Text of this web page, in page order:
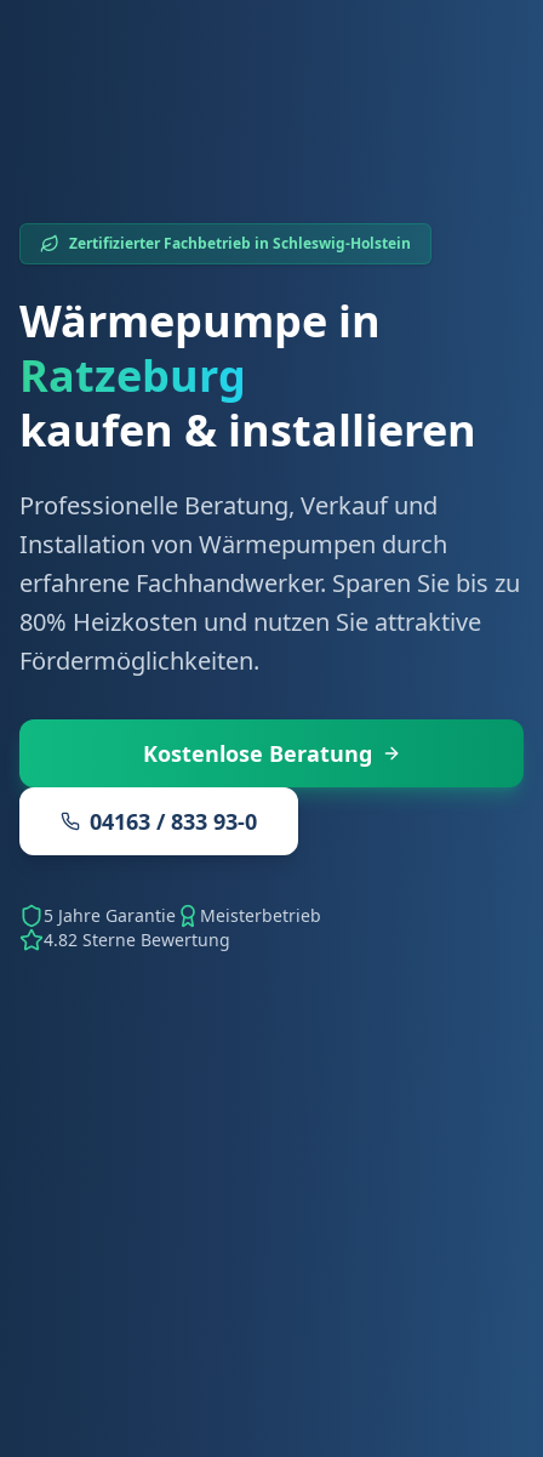
Zertifizierter Fachbetrieb in Schleswig-Holstein
Wärmepumpe in
Ratzeburg
kaufen & installieren
Professionelle Beratung, Verkauf und
Installation von Wärmepumpen durch
erfahrene Fachhandwerker. Sparen Sie bis zu
80% Heizkosten und nutzen Sie attraktive
Fördermöglichkeiten.
Kostenlose Beratung
04163 / 833 93-0
5 Jahre Garantie
Meisterbetrieb
4.82 Sterne Bewertung